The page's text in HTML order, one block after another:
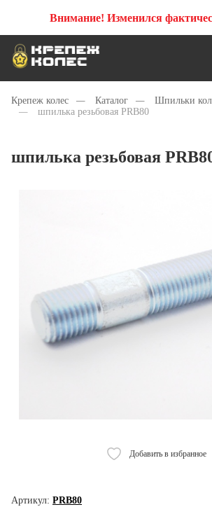
Внимание! Изменился
Крепеж колес — Каталог —
Шпильки
—
шпилька резьбовая PRB80
шпилька резьбовая
Добавить в избранное
Артикул: PRB80